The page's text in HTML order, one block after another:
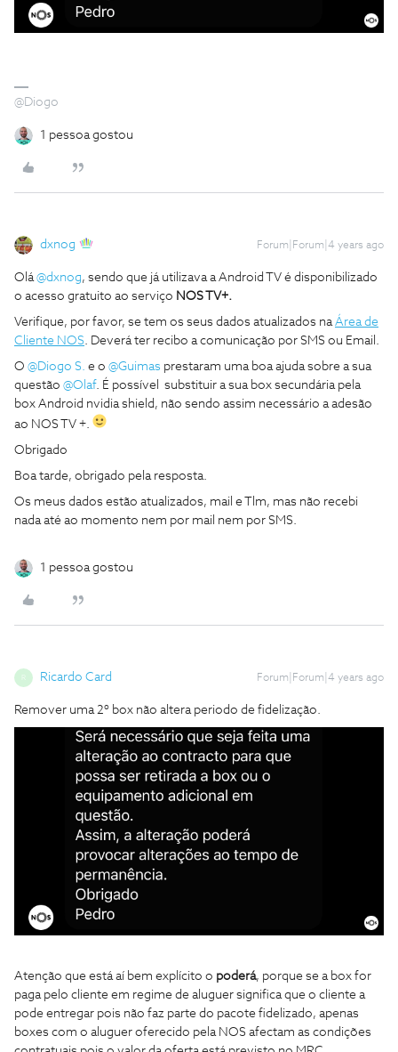
@Diogo
1 pessoa gostou
dxnog Forum|Forum|4 years ago
Olá@dxnog, sendo que já utilizava a Android TV é disponibilizado
o acesso gratuito ao serviço NOS TV+.
Verifique, por favor, se tem os seus dados atualizados naÁrea de
Cliente NOS. Deverá ter recibo a comunicação por SMS ou Email.
O @Diogo S. e o @Guimas prestaram uma boa ajuda sobre a sua
questão @Olaf. É possível substituir a sua box secundária pela
box Android nvidia shield, não sendo assim necessário a adesão
ao NOS TV +.
Obrigado
Boa tarde, obrigado pela resposta.
Os meus dados estão atualizados, mail e Tlm, mas não recebi
nada até ao momento nem por mail nem por SMS.
1 pessoa gostou
R Ricardo Card Forum|Forum|4 years ago
Remover uma 2º box não altera periodo de fidelização.
Atenção que está aí bem explícito o poderá, porque se a box for
paga pelo cliente em regime de aluguer significa que o cliente a
pode entregar pois não faz parte do pacote fidelizado, apenas
boxes com o aluguer oferecido pela NOS afectam as condições